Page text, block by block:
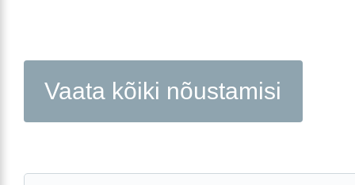
Vaata kõiki nõustamisi